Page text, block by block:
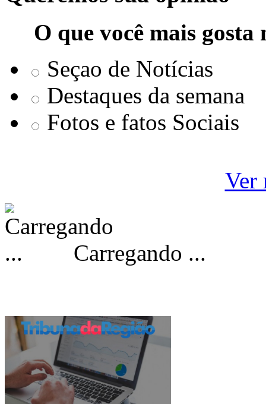
O que você mais
Seçao de Notícias
Destaques da semana
Fotos e fatos Sociais
Ver
Carregando ...